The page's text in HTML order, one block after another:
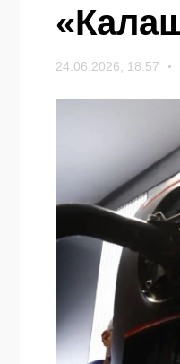
24.06.2026, 18:57